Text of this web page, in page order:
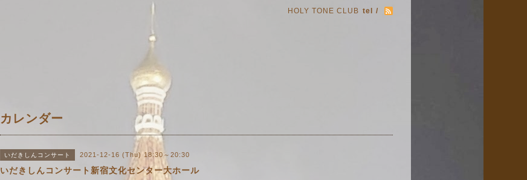
HOLY TONE CLUB tel /
カレンダー
いだきしんコンサート 2021-12-16 (Thu) 18:30～20:30
いだきしんコンサート新宿文化センター大ホール